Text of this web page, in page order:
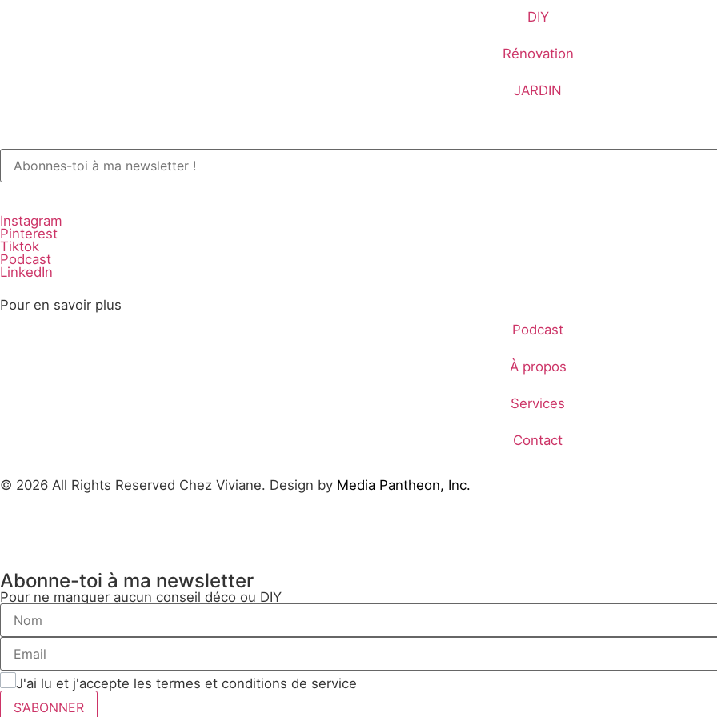
DIY
Rénovation
JARDIN
Instagram
Pinterest
Tiktok
Podcast
LinkedIn
Pour en savoir plus
Podcast
À propos
Services
Contact
© 2026 All Rights Reserved Chez Viviane. Design by Media Pantheon, Inc.
Abonne-toi à ma newsletter
Pour ne manquer aucun conseil déco ou DIY
J'ai lu et j'accepte les termes et conditions de service
S’ABONNER